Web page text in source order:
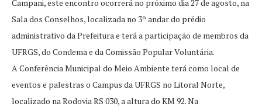
Campani, este encontro ocorrerá no próximo dia 27 de agosto, na
Sala dos Conselhos, localizada no 3º andar do prédio
administrativo da Prefeitura e terá a participação de membros da
UFRGS, do Condema e da Comissão Popular Voluntária.
A Conferência Municipal do Meio Ambiente terá como local de
eventos e palestras o Campus da UFRGS no Litoral Norte,
localizado na Rodovia RS 030, a altura do KM 92. Na